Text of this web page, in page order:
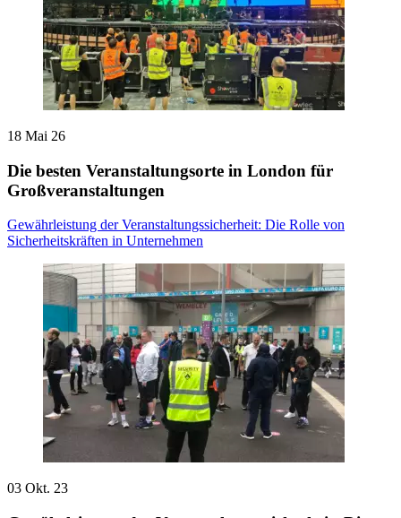
18 Mai 26
Die besten Veranstaltungsorte in London für
Großveranstaltungen
Gewährleistung der Veranstaltungssicherheit: Die Rolle von
Sicherheitskräften in Unternehmen
03 Okt. 23